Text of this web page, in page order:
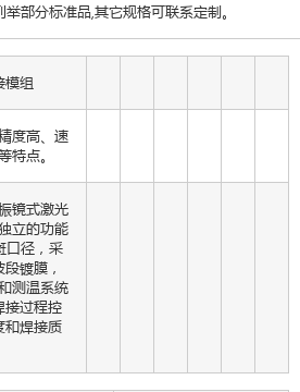
部分标准品,其它规格可联系定制。
模组
度高、速
特点。
镜式激光
立的功能
口径，采
镀膜，
测温系统
接过程控
和焊接质